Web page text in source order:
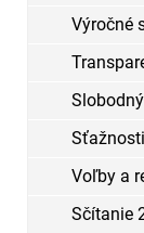
Výročné
Voľby a
Sčítanie